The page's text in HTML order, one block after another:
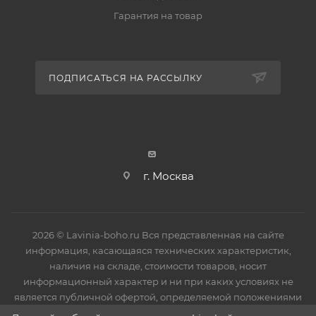
продукции в процессе транспортировки до
установки защитное покрытие необходимо снять.
Гарантия на товар
ПОДПИСАТЬСЯ НА РАССЫЛКУ
г. Москва
2026 © Lavinia-boho.ru Вся представленная на сайте
информация, касающаяся технических характеристик,
наличия на складе, стоимости товаров, носит
информационный характер и ни при каких условиях не
является публичной офертой, определяемой положениями
Статьи 437(2) Гражданского кодекса РФ.